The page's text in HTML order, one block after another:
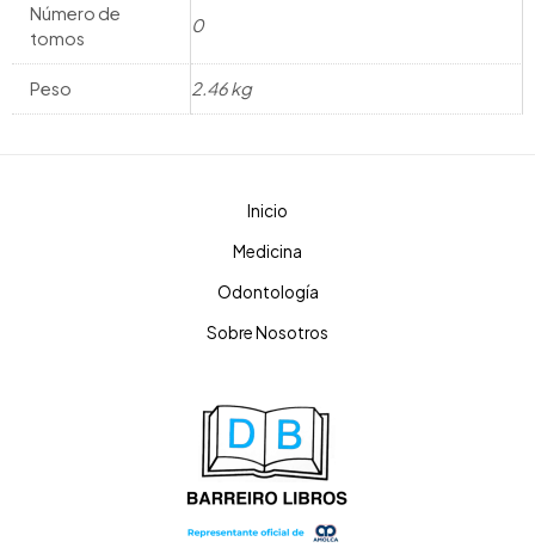
Número de
tomos
0
Peso 2.46 kg
Inicio
Medicina
Odontología
Sobre Nosotros